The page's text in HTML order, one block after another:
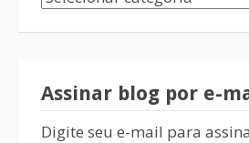
Assinar blog por e-
Digite seu e-mail para